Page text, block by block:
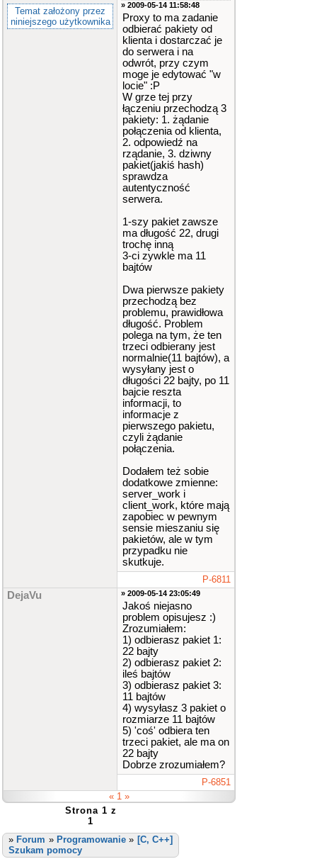
Temat założony przez
niniejszego użytkownika
» 2009-05-14 11:58:48
Proxy to ma zadanie
odbierać pakiety od
klienta i dostarczać je
do serwera i na
odwrót, przy czym
moge je edytować "w
locie" :P
W grze tej przy
łączeniu przechodzą 3
pakiety: 1. żądanie
połączenia od klienta,
2. odpowiedź na
rządanie, 3. dziwny
pakiet(jakiś hash)
sprawdza
autentyczność
serwera.
1-szy pakiet zawsze
ma długość 22, drugi
trochę inną
3-ci zywkle ma 11
bajtów
Dwa pierwsze pakiety
przechodzą bez
problemu, prawidłowa
długość. Problem
polega na tym, że ten
trzeci odbierany jest
normalnie(11 bajtów), a
wysyłany jest o
długości 22 bajty, po 11
bajcie reszta
informacji, to
informacje z
pierwszego pakietu,
czyli żądanie
połączenia.
Dodałem też sobie
dodatkowe zmienne:
server_work i
client_work, które mają
zapobiec w pewnym
sensie mieszaniu się
pakietów, ale w tym
przypadku nie
skutkuje.
P-6811
DejaVu » 2009-05-14 23:05:49
Jakoś niejasno
problem opisujesz :)
Zrozumiałem:
1) odbierasz pakiet 1:
22 bajty
2) odbierasz pakiet 2:
ileś bajtów
3) odbierasz pakiet 3:
11 bajtów
4) wysyłasz 3 pakiet o
rozmiarze 11 bajtów
5) 'coś' odbiera ten
trzeci pakiet, ale ma on
22 bajty
Dobrze zrozumiałem?
P-6851
« 1 »
Strona 1 z
1
» Forum » Programowanie » [C, C++]
Szukam pomocy